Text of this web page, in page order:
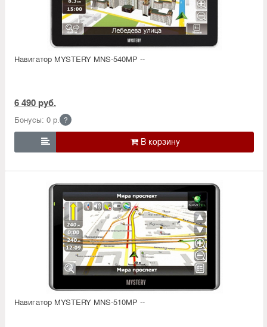
Навигатор MYSTERY MNS-540MP --
6 490 руб.
Бонусы: 0 р. ?

Навигатор MYSTERY MNS-510MP --